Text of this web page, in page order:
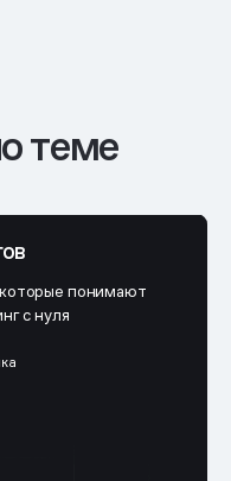
теме
понимают
с нуля